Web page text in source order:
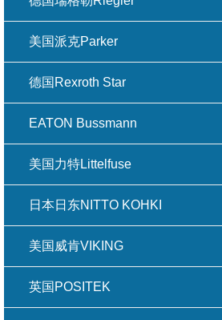
美国派克Parker
德国Rexroth Star
EATON Bussmann
美国力特Littelfuse
日本日东NITTO KOHKI
美国威肯VIKING
英国POSITEK